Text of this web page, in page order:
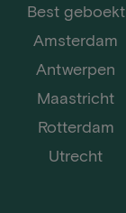
Best geboekt
Amsterdam
Antwerpen
Maastricht
Rotterdam
Utrecht